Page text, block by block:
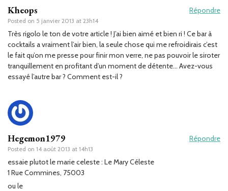
Kheops
Posted on 5 janvier 2013 at 23h14
Répondre
Très rigolo le ton de votre article ! J’ai bien aimé et bien ri ! Ce bar à
cocktails a vraiment l’air bien, la seule chose qui me refroidirais c’est
le fait qu’on me presse pour finir mon verre, ne pas pouvoir le siroter
tranquillement en profitant d’un moment de détente… Avez-vous
essayé l’autre bar ? Comment est-il ?
Hegemon1979
Posted on 14 août 2013 at 14h13
Répondre
essaie plutot le marie celeste : Le Mary Céleste
1 Rue Commines, 75003
ou le